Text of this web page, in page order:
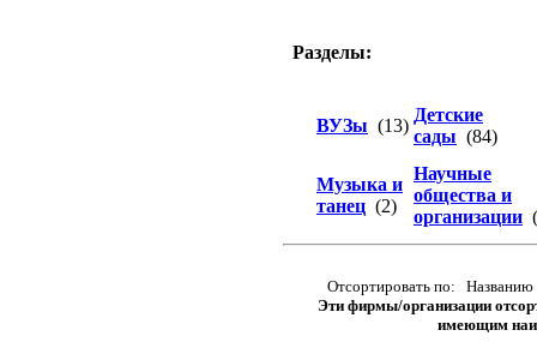
Разделы:
ВУЗы (13)
Детские
сады (84)
Музыка и
танец (2)
Научные
общества и
организации
Отсортировать по: Названию
Эти фирмы/организации
имеющим